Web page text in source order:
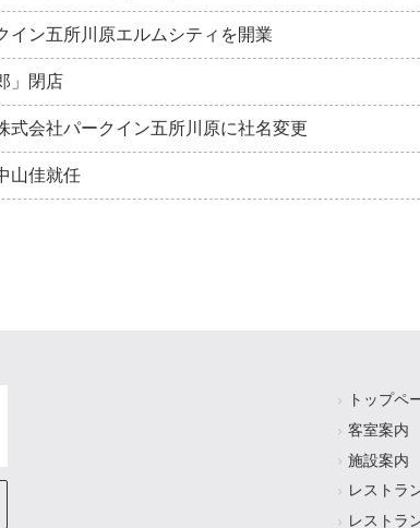
イン五所川原エルムシティを開業
」閉店
式会社パークイン五所川原に社名変更
山佳就任
トップペ
客室案内
施設案内
レストラ
レストラ